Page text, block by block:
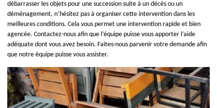
débarrasser les objets pour une succession suite à un décès ou un
déménagement, n’hésitez pas à organiser cette intervention dans les
meilleures conditions. Cela vous permet une intervention rapide et bien
agencée. Contactez-nous afin que l’équipe puisse vous apporter l’aide
adéquate dont vous avez besoin. Faites-nous parvenir votre demande afin
que notre équipe puisse vous assister.